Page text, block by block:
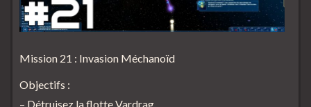
Mission 21 : Invasion Méchanoïd
Objectifs :
– Détruisez la flotte Vardrag